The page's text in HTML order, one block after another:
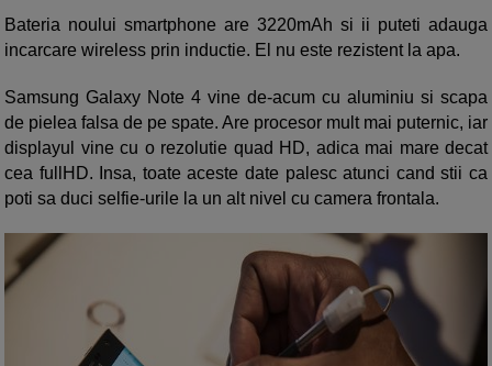
Bateria noului smartphone are 3220mAh si ii puteti adauga
incarcare wireless prin inductie. El nu este rezistent la apa.
Samsung Galaxy Note 4 vine de-acum cu aluminiu si scapa
de pielea falsa de pe spate. Are procesor mult mai puternic, iar
displayul vine cu o rezolutie quad HD, adica mai mare decat
cea fullHD. Insa, toate aceste date palesc atunci cand stii ca
poti sa duci selfie-urile la un alt nivel cu camera frontala.